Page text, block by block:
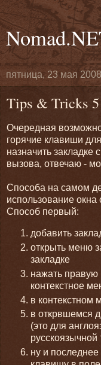
пятница, 23 мая 2008
Tips & Tricks 5
Очередная
горячие клавиши
назначить
вызова, отвечаю -
Способа на самом
использование окна
Способ первый:
добавить
открыть меню
закладке
нажать правую
контекстное
в контекстном
в открвшемся
(это для
русскоязычной
ну и